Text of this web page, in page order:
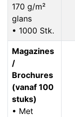
170 g/m²
glans
• 1000 Stk.
Magazines
/
Brochures
(vanaf 100
stuks)
• Met